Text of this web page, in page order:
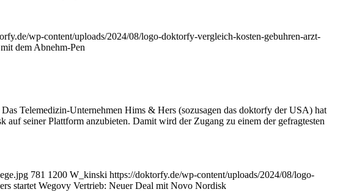
wp-content/uploads/2024/08/logo-doktorfy-vergleich-kosten-gebuhren-arzt-
dem Abnehm-Pen
Telemedizin-Unternehmen Hims & Hers (sozusagen das doktorfy der USA) hat
seiner Plattform anzubieten. Damit wird der Zugang zu einem der gefragtesten
781 1200 W_kinski https://doktorfy.de/wp-content/uploads/2024/08/logo-
startet Wegovy Vertrieb: Neuer Deal mit Novo Nordisk